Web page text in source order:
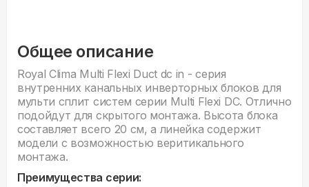
Общее описание
Royal Clima Multi Flexi Duct dc in - серия
внутренних канальных инверторных блоков для
мульти сплит систем серии Multi Flexi DC. Отлично
подойдут для скрытого монтажа. Высота блока
составляет всего 20 см, а линейка содержит
модели с возможностью веритикального
монтажа.
Преимущества серии: